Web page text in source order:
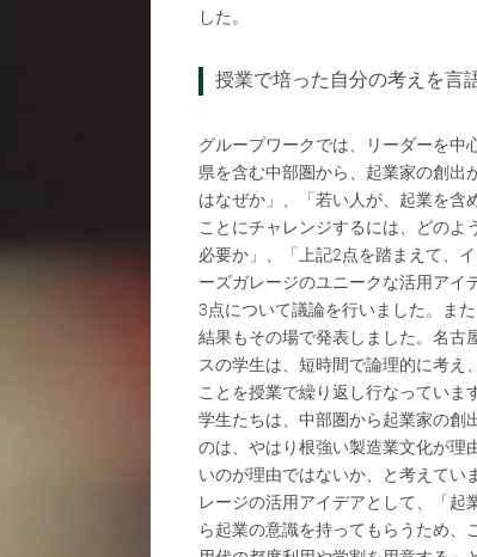
した。
授業で培った自分の考えを言
グループワークでは、リーダーを中
県を含む中部圏から、起業家の創出
はなぜか」、「若い人が、起業を含
ことにチャレンジするには、どのよ
必要か」、「上記2点を踏まえて、
ーズガレージのユニークな活用アイ
3点について議論を行いました。ま
結果もその場で発表しました。名古
スの学生は、短時間で論理的に考え
ことを授業で繰り返し行なっていま
学生たちは、中部圏から起業家の創
のは、やはり根強い製造業文化が理
いのが理由ではないか、と考えてい
レージの活用アイデアとして、「
ら起業の意識を持ってもらうため、